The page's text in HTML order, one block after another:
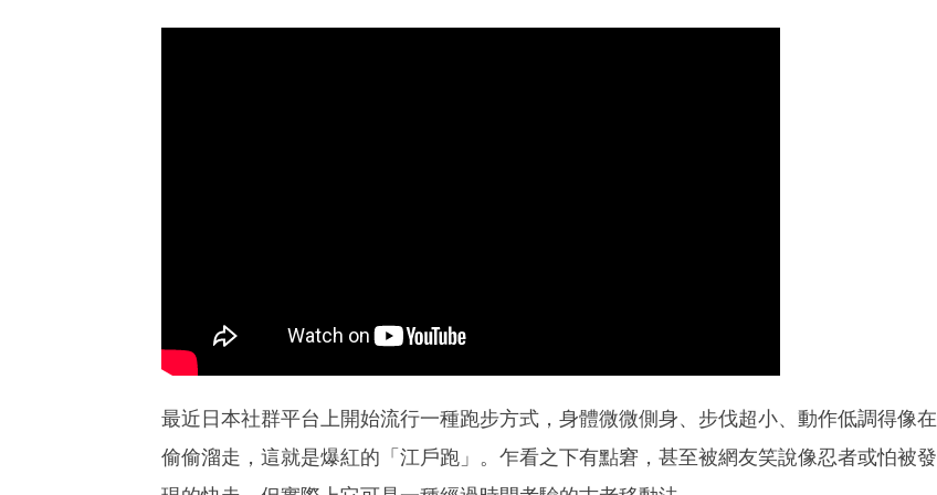
最近日本社群平台上開始流行一種跑步方式，身體微微側身、步伐超小、動作低調得像在
偷偷溜走，這就是爆紅的「江戶跑」。乍看之下有點窘，甚至被網友笑說像忍者或怕被發